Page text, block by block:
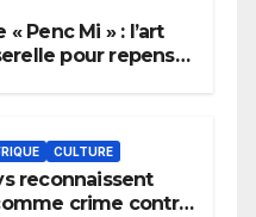
Penc Mi » : l’art
pour repenser
CULTURE
reconnaissent
crime contre